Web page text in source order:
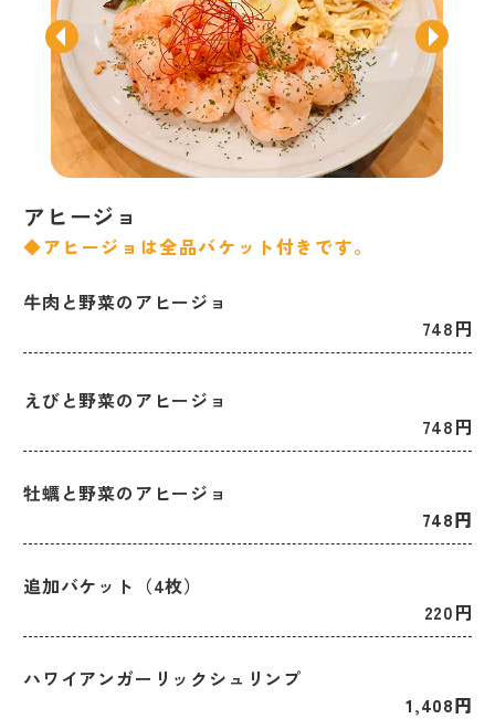
アヒージョ
◆アヒージョは全品バケット付きです。
牛肉と野菜のアヒージョ
748円
えびと野菜のアヒージョ
748円
牡蠣と野菜のアヒージョ
748円
追加バケット（4枚）
220円
ハワイアンガーリックシュリンプ
1,408円